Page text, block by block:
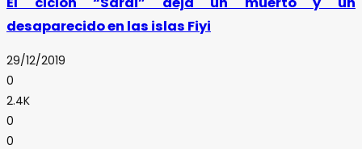
desaparecido en las islas Fiyi
29/12/2019
0
2.4K
0
0